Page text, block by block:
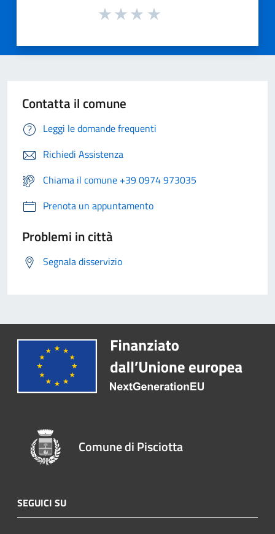
Contatta il comune
Leggi le domande frequenti
Richiedi Assistenza
Chiama il comune +39 0974 973035
Prenota un appuntamento
Problemi in città
Segnala disservizio
Comune di Pisciotta
SEGUICI SU